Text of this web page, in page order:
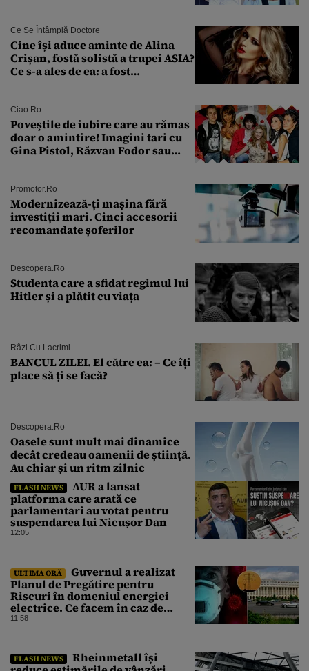
Ce Se Întâmplă Doctore
Cine își aduce aminte de Alina
Crișan, fostă solistă a trupei ASIA?
Ce s-a ales de ea: a fost
Ciao.ro
Poveştile de iubire care au rămas
doar o amintire! Imagini tari cu
Gina Pistol, Răzvan Fodor sau
Promotor.ro
Modernizează-ți mașina fără
investiții mari. Cinci accesorii
recomandate șoferilor
Descopera.ro
Studenta care a sfidat regimul lui
Hitler și a plătit cu viața
Râzi Cu Lacrimi
BANCUL ZILEI. El către ea: – Ce îți
place să ți se facă?
Descopera.ro
Oasele sunt mult mai dinamice
decât credeau oamenii de știință.
Au chiar și un ritm zilnic
FLASH NEWS
AUR a lansat
platforma care arată ce
parlamentari au votat pentru
suspendarea lui Nicușor Dan
12:05
ULTIMA ORĂ
Guvernul a realizat
Planul de Pregătire pentru
Riscuri în domeniul energiei
electrice. Ce facem în caz de
pandemie, cutremur şi chiar
11:58
FLASH NEWS
Rheinmetall își